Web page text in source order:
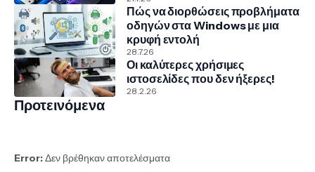
Πώς να διορθώσεις προβλήματα
οδηγών στα Windows με μια
κρυφή εντολή
28.7.26
Οι καλύτερες χρήσιμες
ιστοσελίδες που δεν ήξερες!
28.2.26
Προτεινόμενα
Error:Δεν βρέθηκαν αποτελέσματα